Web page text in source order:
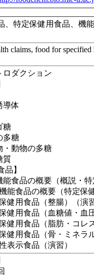
、特定保健用食品、機
claims, food for specified
ロダクション
導体
糖
多糖
・動物の多糖
質
品】
能食品の概要（概説・特
能食品の概要（特定保
健用食品（整腸）（演
健用食品（血糖値・血
健用食品（脂肪・コレ
健用食品（骨・ミネラ
表示食品（演習）